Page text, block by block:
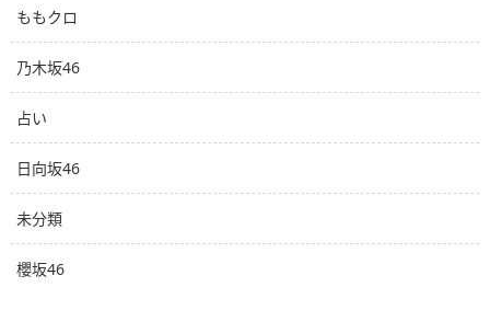
ももクロ
乃木坂46
占い
日向坂46
未分類
櫻坂46